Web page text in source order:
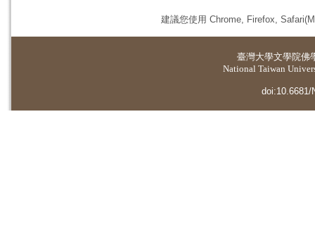
建議您使用 Chrome, Firefox,
臺灣大學文學院佛
National Taiwan
doi:10.6681/